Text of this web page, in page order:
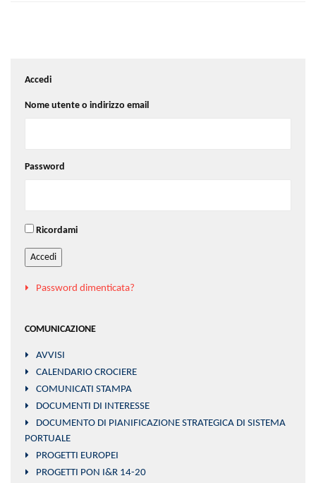
Accedi
Nome utente o indirizzo email
Password
Ricordami
Accedi
Password dimenticata?
COMUNICAZIONE
AVVISI
CALENDARIO CROCIERE
COMUNICATI STAMPA
DOCUMENTI DI INTERESSE
DOCUMENTO DI PIANIFICAZIONE STRATEGICA DI SISTEMA
PORTUALE
PROGETTI EUROPEI
PROGETTI PON I&R 14-20